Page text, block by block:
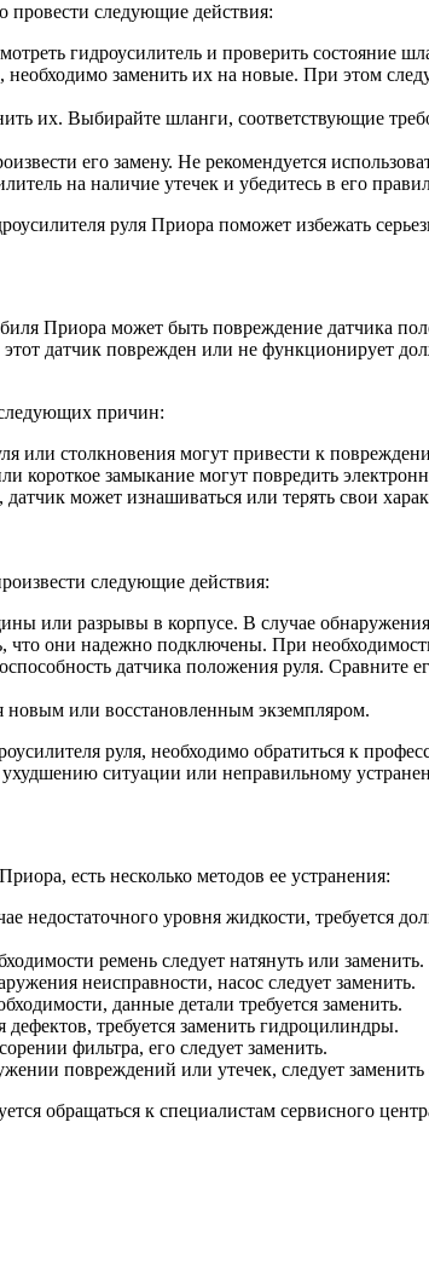
провести следующие действия:
гидроусилитель и проверить состояние
заменить их на новые. При этом
их. Выбирайте шланги, соответствующие
его замену. Не рекомендуется
на наличие утечек и убедитесь в его
руля Приора поможет избежать
Приора может быть повреждение датчика
датчик поврежден или не функционирует
причин:
или столкновения могут привести к
короткое замыкание могут повредить
может изнашиваться или терять свои
следующие действия:
или разрывы в корпусе. В случае
что они надежно подключены. При
датчика положения руля. Сравните
новым или восстановленным экземпляром.
руля, необходимо обратиться к
ситуации или неправильному
есть несколько методов ее устранения:
недостаточного уровня жидкости, требуется
ремень следует натянуть или заменить.
неисправности, насос следует заменить.
данные детали требуется заменить.
требуется заменить гидроцилиндры.
фильтра, его следует заменить.
повреждений или утечек, следует
обращаться к специалистам сервисного